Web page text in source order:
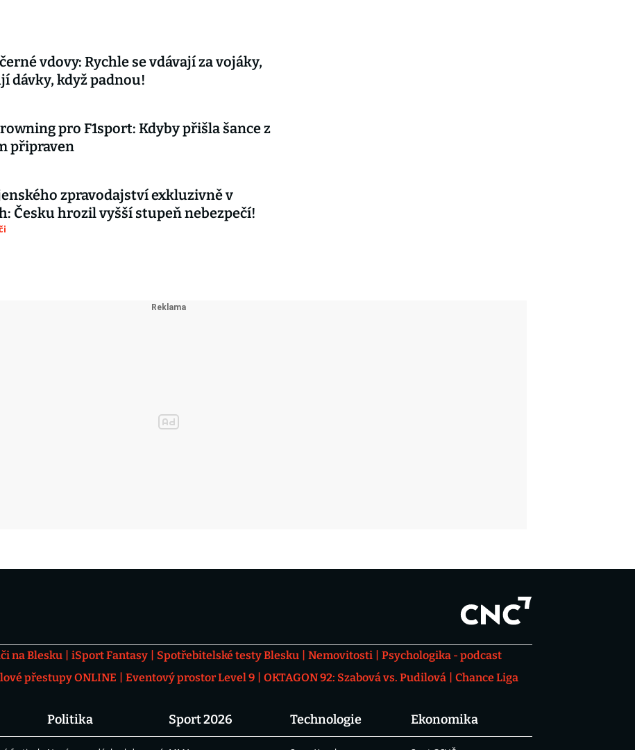
vdovy: Rychle se vdávají za vojáky,
dávky, když padnou!
pro F1sport: Kdyby přišla šance z
připraven
zpravodajství exkluzivně v
Česku hrozil vyšší stupeň nebezpečí!
na Blesku iSport Fantasy Spotřebitelské testy Blesku Nemovitosti
Psychologika - podcast
přestupy ONLINE Eventový prostor Level 9 OKTAGON 92: Szabová vs. Pudilová
Chance Liga
Politika Sport 2026 Technologie Ekonomika